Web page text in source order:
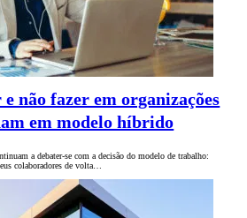
não fazer em organizações
em modelo híbrido
a debater-se com a decisão do modelo de trabalho:
colaboradores de volta…